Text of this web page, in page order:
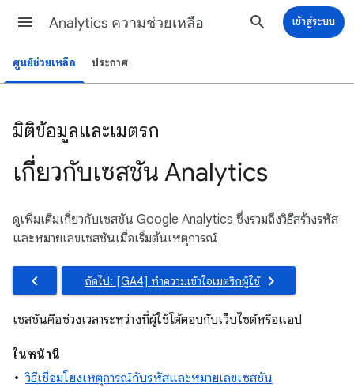
Analytics ความช่วยเหลือ เข้าสู่ระบบ
ศูนย์ช่วยเหลือ ประกาศ
มิติข้อมูลและเมตริก
เกี่ยวกับเซสชัน Analytics
ดูเพิ่มเติมเกี่ยวกับเซสชัน Google Analytics ซึ่งรวมถึงวิธีสร้างรหัส
และหมายเลขเซสชันเมื่อเริ่มต้นเหตุการณ์
ถัดไป: [GA4] ทําความเข้าใจเมตริกผู้ใช้
เซสชันคือช่วงเวลาระหว่างที่ผู้ใช้โต้ตอบกับเว็บไซต์หรือแอป
ในหน้านี้
วิธีเชื่อมโยงเหตุการณ์กับรหัสและหมายเลขเซสชัน